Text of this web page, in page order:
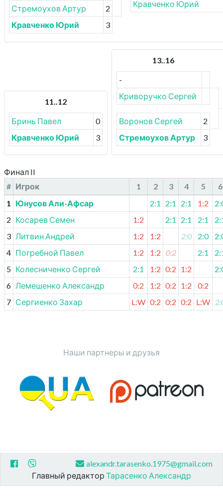
Стремоухов Артур
2
Кравченко Юрий
3
Кравченко Юрий
11..12
Бринь Павел
0
Кравченко Юрий
3
13..16
-
Криворучко Сергей
Воронов Сергей
2
Стремоухов Артур
3
Финал II
# Игрок 1 2 3 4 5
6
1 Юнусов Али-Афсар 2:1 2:1 2:1 1:2
2 Косарев Семен 1:2 2:1 2:1 2:1
3 Литвин Андрей 1:2 1:2 2:0 2:0
4 Погребной Павел 1:2 1:2 0:2 2:1
5 Колесниченко Сергей 2:1 1:2 0:2 1:2
6 Лемешенко Александр 0:2 1:2 0:2 1:2
0:2
7 Сергиенко Захар L:W 0:2 0:2 0:2 L:W
Наши партнеры и друзья
alexandr.tarasenko.1975@gmail.com
Главный редактор Тарасенко Александр